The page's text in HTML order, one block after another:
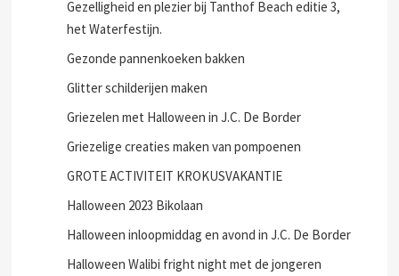
Gezelligheid en plezier bij Tanthof Beach editie 3,
het Waterfestijn.
Gezonde pannenkoeken bakken
Glitter schilderijen maken
Griezelen met Halloween in J.C. De Border
Griezelige creaties maken van pompoenen
GROTE ACTIVITEIT KROKUSVAKANTIE
Halloween 2023 Bikolaan
Halloween inloopmiddag en avond in J.C. De Border
Halloween Walibi fright night met de jongeren